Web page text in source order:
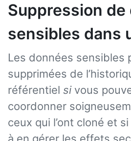
Suppression de
sensibles dans
Les données sensibles
supprimées de
référentiel sivous
coordonner
ceux qui l’ont cloné et